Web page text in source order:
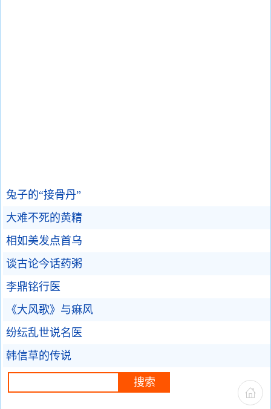
兔子的“接骨丹”
大难不死的黄精
相如美发点首乌
谈古论今话药粥
李鼎铭行医
《大风歌》与痳风
纷纭乱世说名医
韩信草的传说